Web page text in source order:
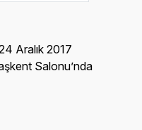
Aralık 2017
Salonu’nda